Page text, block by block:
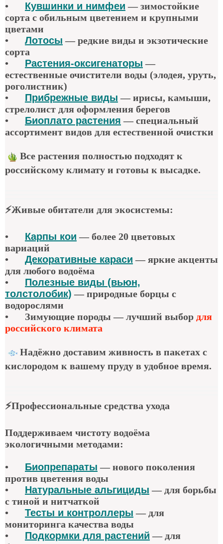
• Кувшинки и нимфеи — зимостойкие
сорта с обильным цветением и крупными
цветами
•
Лотосы — редкие виды и экзотические
сорта
•
Растения-оксигенаторы —
естественные очистители воды (элодея, уруть,
роголистник)
•
Прибрежные виды — ирисы, камыши,
стрелолист для оформления берегов
•
Биоплато растения — специальный
ассортимент видов для естественной очистки
Все растения полностью подходят к
российскому климату и готовы к высадке.
⚡Живые обитатели для экосистемы:
• Карпы кои —более 20 цветовых
вариаций
•
Декоративные караси — яркие акценты
для любого водоёма
•
Полезные виды (вьюн,
толстолобик) —природные борцы с
водорослями
•
Зимующие породы — лучший выбор для
российского климата
Надёжно доставим живность в пакетах с
кислородом к вашему пруду в удобное время.
⚡Профессиональные средства ухода
Поддерживаем чистоту водоёма
экологичными методами:
• Биопрепараты —нового поколения
против цветения воды
•
Натуральные альгициды — для борьбы
с тиной и нитчаткой
•
Тесты и контроллеры — для
мониторинга качества воды
•
Подкормки для растений — для